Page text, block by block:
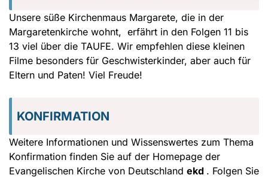
Unsere süße Kirchenmaus Margarete, die in der
Margaretenkirche wohnt, erfährt in den Folgen 11 bis
13 viel über die TAUFE. Wir empfehlen diese kleinen
Filme besonders für Geschwisterkinder, aber auch für
Eltern und Paten! Viel Freude!
KONFIRMATION
Weitere Informationen und Wissenswertes zum Thema
Konfirmation finden Sie auf der Homepage der
Evangelischen Kirche von Deutschland ekd . Folgen Sie